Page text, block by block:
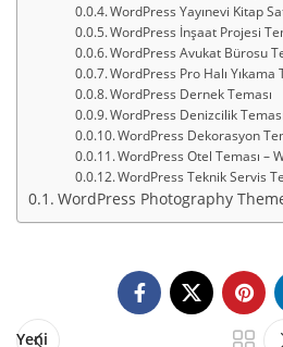
WordPress Yayınevi Kitap
WordPress İnşaat Projesi
WordPress Avukat Bürosu
WordPress Pro Halı Yıkama
WordPress Dernek Teması
WordPress Denizcilik Teması
WordPress Dekorasyon
WordPress Otel Teması –
WordPress Teknik Servis
WordPress Photography
Yeni